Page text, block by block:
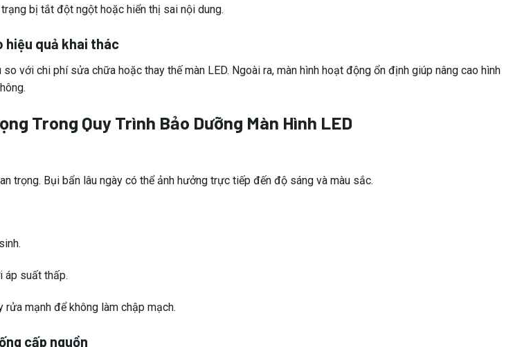
bị tắt đột ngột hoặc hiển thị sai nội dung.
hiệu quả khai thác
với chi phí sửa chữa hoặc thay thế màn LED. Ngoài ra, màn hình hoạt động ổn định giúp nâng cao hình
Trong Quy Trình Bảo Dưỡng Màn Hình LED
trọng. Bụi bẩn lâu ngày có thể ảnh hưởng trực tiếp đến độ sáng và màu sắc.
áp suất thấp.
mạnh để không làm chập mạch.
cấp nguồn